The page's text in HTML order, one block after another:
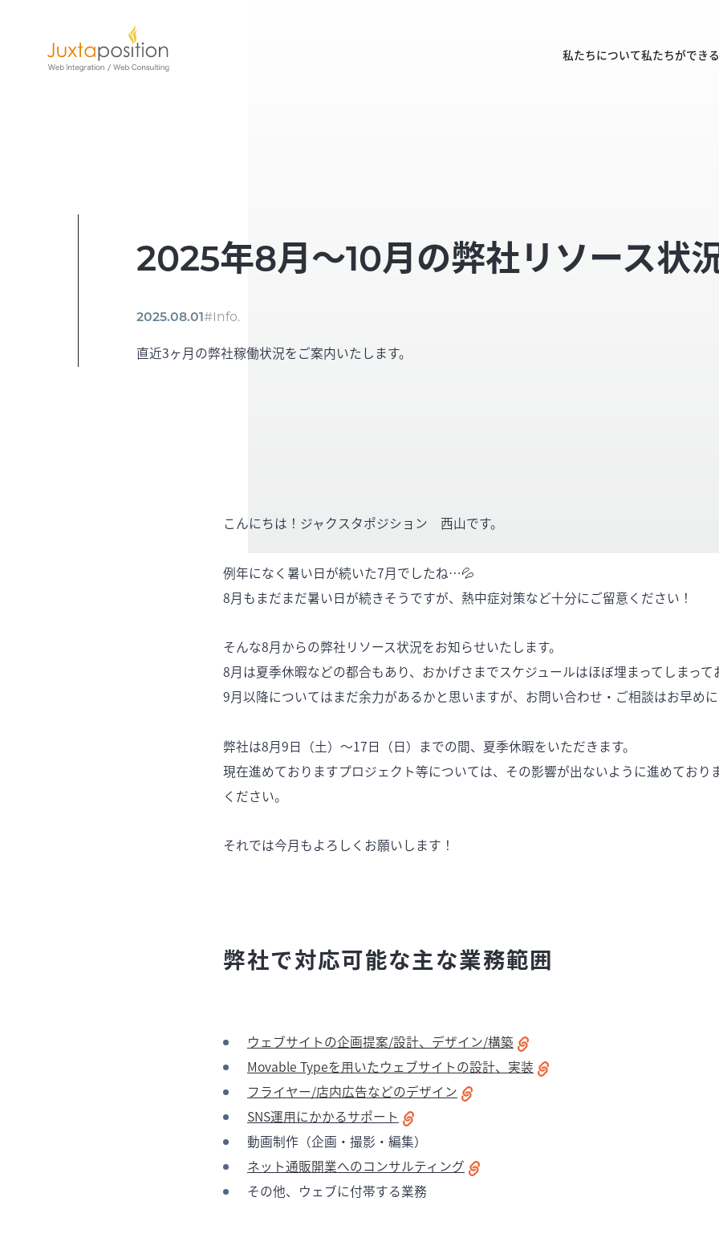
2025年8月〜10月の弊社リソース状
2025.08.01#Info.
直近3ヶ月の弊社稼働状況をご案内いたします。
こんにちは！ジャクスタポジション 西山です。
例年になく暑い日が続いた7月でしたね…💦
8月もまだまだ暑い日が続きそうですが、熱中症対策など十分にご留意ください！
そんな8月からの弊社リソース状況をお知らせいたします。
8月は夏季休暇などの都合もあり、おかげさまでスケジュールはほぼ埋まってしまって
9月以降についてはまだ余力があるかと思いますが、お問い合わせ・ご相談はお早め
弊社は8月9日（土）〜17日（日）までの間、夏季休暇をいただきます。
現在進めておりますプロジェクト等については、その影響が出ないように進めており
ください。
それでは今月もよろしくお願いします！
弊社で対応可能な主な業務範囲
ウェブサイトの企画提案/設計、デザイン/構築
Movable Typeを用いたウェブサイトの設計、実装
フライヤー/店内広告などのデザイン
SNS運用にかかるサポート
動画制作（企画・撮影・編集）
ネット通販開業へのコンサルティング
その他、ウェブに付帯する業務
私たちについて私たちができ